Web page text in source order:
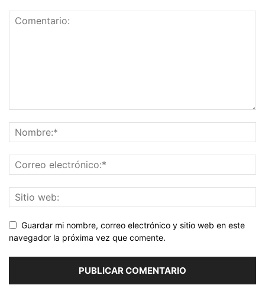
Guardar mi nombre, correo electrónico y sitio web en este
navegador la próxima vez que comente.